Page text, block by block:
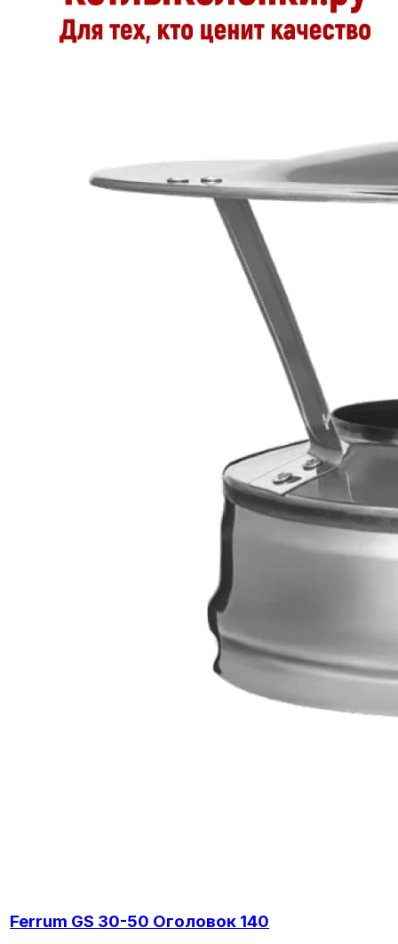
Ferrum GS 30-50 Оголовок 140